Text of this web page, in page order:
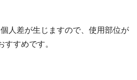
人差が生じますので、使用部位が
すすめです。